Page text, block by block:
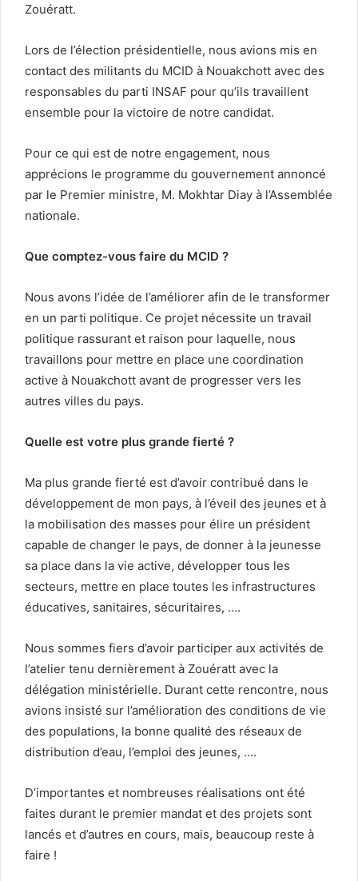
Zouératt.
Lors de l’élection présidentielle, nous avions mis en
contact des militants du MCID à Nouakchott avec des
responsables du parti INSAF pour qu’ils travaillent
ensemble pour la victoire de notre candidat.
Pour ce qui est de notre engagement, nous
apprécions le programme du gouvernement annoncé
par le Premier ministre, M. Mokhtar Diay à l’Assemblée
nationale.
Que comptez-vous faire du MCID ?
Nous avons l’idée de l’améliorer afin de le transformer
en un parti politique. Ce projet nécessite un travail
politique rassurant et raison pour laquelle, nous
travaillons pour mettre en place une coordination
active à Nouakchott avant de progresser vers les
autres villes du pays.
Quelle est votre plus grande fierté ?
Ma plus grande fierté est d’avoir contribué dans le
développement de mon pays, à l’éveil des jeunes et à
la mobilisation des masses pour élire un président
capable de changer le pays, de donner à la jeunesse
sa place dans la vie active, développer tous les
secteurs, mettre en place toutes les infrastructures
éducatives, sanitaires, sécuritaires, ….
Nous sommes fiers d’avoir participer aux activités de
l’atelier tenu dernièrement à Zouératt avec la
délégation ministérielle. Durant cette rencontre, nous
avions insisté sur l’amélioration des conditions de vie
des populations, la bonne qualité des réseaux de
distribution d’eau, l’emploi des jeunes, ….
D’importantes et nombreuses réalisations ont été
faites durant le premier mandat et des projets sont
lancés et d’autres en cours, mais, beaucoup reste à
faire !